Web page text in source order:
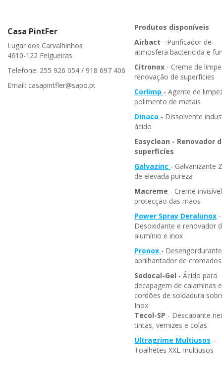
Casa PintFer
Lugar dos Carvalhinhos
4610-122 Felgueiras
Telefone: 255 926 054 / 918 697 406
Email: casapintfler@sapo.pt
Produtos disponíveis
Airbact - Purificador de
atmosfera bactericida e
Citronox - Creme de
renovação de superfícies
Corlimp - Agente de
polimento de metais
Dinaco - Dissolvente
ácido
Easyclean - Renovador
superficíes
Galvazinc - Galvanizante
de elevada pureza
Macreme - Creme
protecção das mãos
Power Spray Deralunox -
Desoxidante e renovador
alumínio e inox
Pronox - Desengordurante
abrilhantador de
Sodocal-Gel - Ácido para
decapagem de calaminas
cordões de soldadura
Inox
Tecol-SP - Descapante
tintas, vernizes e colas
Ultragrime Multiusos -
Toalhetes XXL multiusos